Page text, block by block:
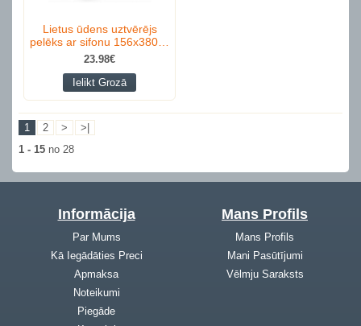
Lietus ūdens uztvērējs
pelēks ar sifonu 156x380…
23.98€
Ielikt Grozā
1 2 >
>|
1 - 15 no 28
Informācija
Par Mums
Kā Iegādāties Preci
Apmaksa
Noteikumi
Piegāde
Mans Profils
Mans Profils
Mani Pasūtījumi
Vēlmju Saraksts